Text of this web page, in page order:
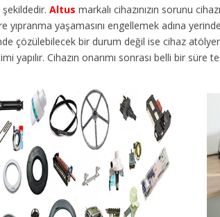
Altus markalı cihazınızın sorunu
yaşamasını engellemek adına
bir durum değil ise cihaz
yapılır. Cihazın onarımı sonrası belli bir